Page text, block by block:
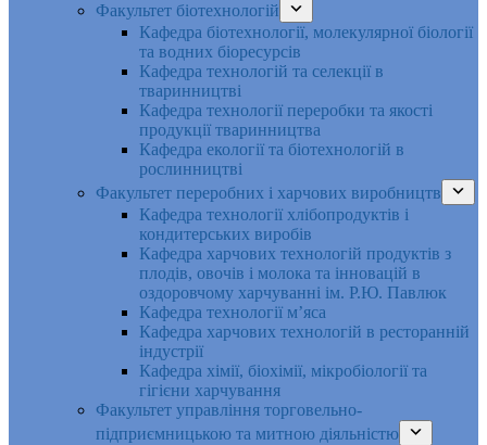
Факультет біотехнологій
Кафедра біотехнології, молекулярної біології
та водних біоресурсів
Кафедра технологій та селекції в
тваринництві
Кафедра технології переробки та якості
продукції тваринництва
Кафедра екології та біотехнологій в
рослинництві
Факультет переробних і харчових виробництв
Кафедра технології хлібопродуктів і
кондитерських виробів
Кафедра харчових технологій продуктів з
плодів, овочів і молока та інновацій в
оздоровчому харчуванні ім. Р.Ю. Павлюк
Кафедра технології м’яса
Кафедра харчових технологій в ресторанній
індустрії
Кафедра хімії, біохімії, мікробіології та
гігієни харчування
Факультет управління торговельно-
підприємницькою та митною діяльністю